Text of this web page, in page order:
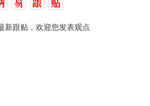
新跟贴，欢迎您发表观点